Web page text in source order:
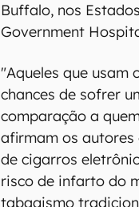
Buffalo, nos
Government
"Aqueles que usam
chances de sofrer
comparação a
afirmam os autores
de cigarros
risco de infarto do
tabagismo